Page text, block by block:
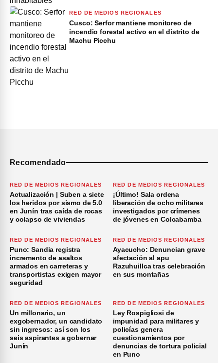
RED DE MEDIOS REGIONALES
Cusco: Serfor mantiene monitoreo de
incendio forestal activo en el distrito de
Machu Picchu
Recomendado
RED DE MEDIOS REGIONALES
Actualización | Suben a siete
los heridos por sismo de 5.0
en Junín tras caída de rocas
y colapso de viviendas
RED DE MEDIOS REGIONALES
¡Último! Sala ordena
liberación de ocho militares
investigados por crímenes
de jóvenes en Colcabamba
RED DE MEDIOS REGIONALES
Puno: Sandia registra
incremento de asaltos
armados en carreteras y
transportistas exigen mayor
seguridad
RED DE MEDIOS REGIONALES
Ayacucho: Denuncian grave
afectación al apu
Razuhuillca tras celebración
en sus montañas
RED DE MEDIOS REGIONALES
Un millonario, un
exgobernador, un candidato
sin ingresos: así son los
seis aspirantes a gobernar
Junín
RED DE MEDIOS REGIONALES
Ley Rospigliosi de
impunidad para militares y
policías genera
cuestionamientos por
denuncias de tortura policial
en Puno